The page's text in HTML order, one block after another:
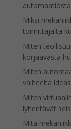
Miksi
toimittajalta
Miten
korjaavasta
Miten
vaiheelta
Miten
lyhentävät
Mitä